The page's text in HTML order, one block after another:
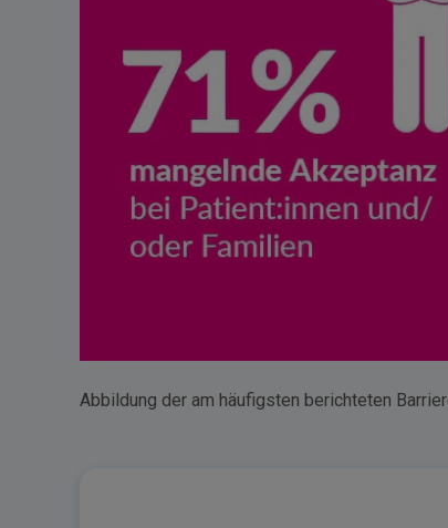
Abbildung der am häufigsten berichteten